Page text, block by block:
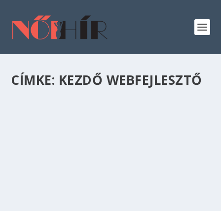
CÍMKE: KEZDŐ WEBFEJLESZTŐ